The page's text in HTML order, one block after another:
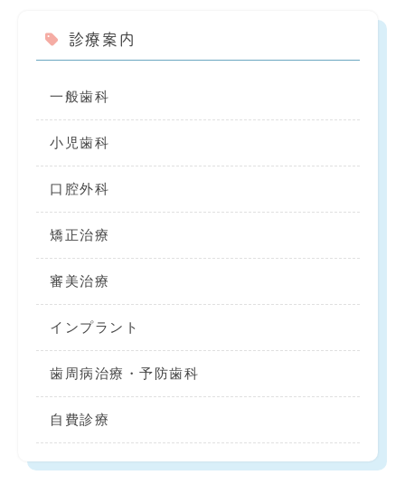
診療案内
一般歯科
小児歯科
口腔外科
矯正治療
審美治療
インプラント
歯周病治療・予防歯科
自費診療